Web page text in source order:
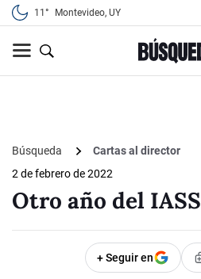
11° Montevideo, UY
Búsqueda
Cartas al director
2 de febrero de 2022
Otro año del IASS
+ Seguir en